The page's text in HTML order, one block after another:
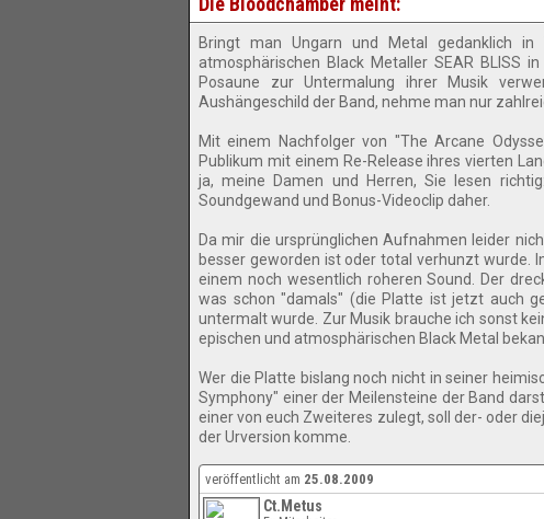
Bringt man Ungarn und Metal gedanklich in
atmosphärischen Black Metaller SEAR BLISS
Posaune zur Untermalung ihrer Musik
Aushängeschild der Band, nehme man nur
Mit einem Nachfolger von "The Arcane
Publikum mit einem Re-Release ihres vierten
ja, meine Damen und Herren, Sie lesen
Soundgewand und Bonus-Videoclip daher.
Da mir die ursprünglichen Aufnahmen leider
besser geworden ist oder total verhunzt wurde.
einem noch wesentlich roheren Sound. Der
was schon "damals" (die Platte ist jetzt auch
untermalt wurde. Zur Musik brauche ich sonst
epischen und atmosphärischen Black Metal
Wer die Platte bislang noch nicht in seiner
Symphony" einer der Meilensteine der Band
einer von euch Zweiteres zulegt, soll der- oder
der Urversion komme.
veröffentlicht am 25.08.2009
Ct.Metus